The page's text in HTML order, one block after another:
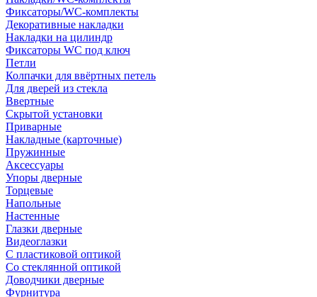
Фиксаторы/WC-комплекты
Декоративные накладки
Накладки на цилиндр
Фиксаторы WC под ключ
Петли
Колпачки для ввёртных петель
Для дверей из стекла
Ввертные
Скрытой установки
Приварные
Накладные (карточные)
Пружинные
Аксессуары
Упоры дверные
Торцевые
Напольные
Настенные
Глазки дверные
Видеоглазки
С пластиковой оптикой
Со стеклянной оптикой
Доводчики дверные
Фурнитура